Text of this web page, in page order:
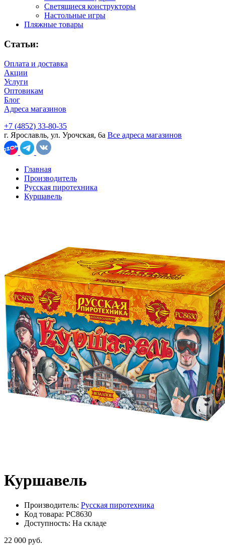
Светящиеся конструкторы
Настольные игры
Пляжные товары
Статьи:
Оплата и доставка
Акции
Услуги
Оптовикам
Блог
Адреса магазинов
+7 (4852) 33-80-35
г. Ярославль, ул. Урочская, 6а Все адреса магазинов
Главная
Производитель
Русская пиротехника
Куршавель
Куршавель
Производитель: Русская пиротехника
Код товара: РС8630
Доступность: На складе
22 000 руб.